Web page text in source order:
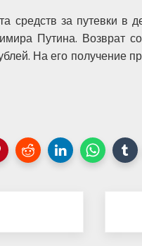
средств за путевки в
Путина. Возврат
На его получение